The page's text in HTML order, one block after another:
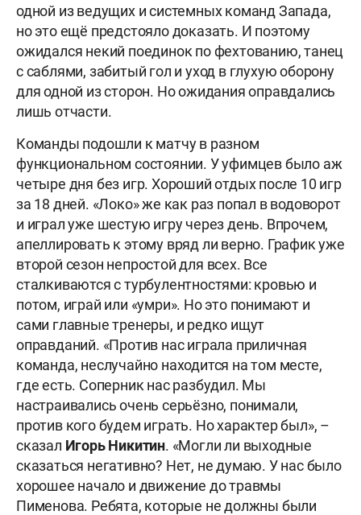
одной из ведущих и системных команд Запада,
но это ещё предстояло доказать. И поэтому
ожидался некий поединок по фехтованию, танец
с саблями, забитый гол и уход в глухую оборону
для одной из сторон. Но ожидания оправдались
лишь отчасти.
Команды подошли к матчу в разном
функциональном состоянии. У уфимцев было аж
четыре дня без игр. Хороший отдых после 10 игр
за 18 дней. «Локо» же как раз попал в водоворот
и играл уже шестую игру через день. Впрочем,
апеллировать к этому вряд ли верно. График уже
второй сезон непростой для всех. Все
сталкиваются с турбулентностями: кровью и
потом, играй или «умри». Но это понимают и
сами главные тренеры, и редко ищут
оправданий. «Против нас играла приличная
команда, неслучайно находится на том месте,
где есть. Соперник нас разбудил. Мы
настраивались очень серьёзно, понимали,
против кого будем играть. Но характер был», –
сказал Игорь Никитин. «Могли ли выходные
сказаться негативно? Нет, не думаю. У нас было
хорошее начало и движение до травмы
Пименова. Ребята, которые не должны были